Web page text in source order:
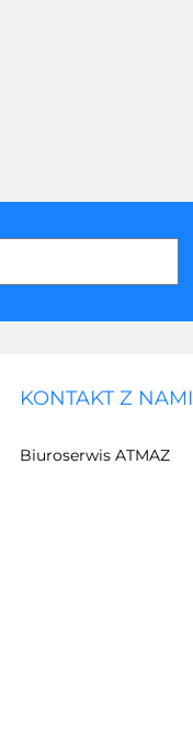
KONTAKT Z NAMI
Biuroserwis ATMAZ